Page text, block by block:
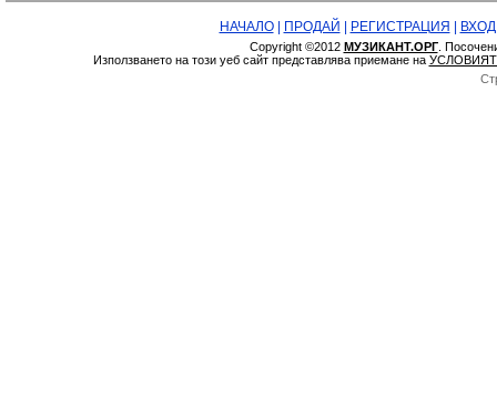
НАЧАЛО| ПРОДАЙ РЕГИСТРАЦИЯ ВХОД
Copyright ©2012 МУЗИКАНТ.ОРГ.
Използването на този уеб сайт представлява приемане на